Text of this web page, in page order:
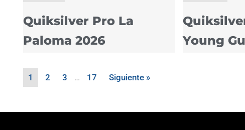
Quiksilver Pro La
Paloma 2026
Young
1 2 3 … 17 Siguiente »